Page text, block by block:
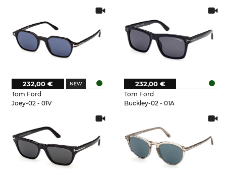
Tom Ford
Joey-02 - 01V
232,00 €
Tom Ford
Buckley-02 - 01A
232,00 €